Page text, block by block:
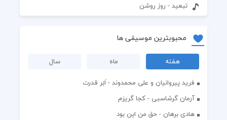
تبعید - روز روشن
محبوبترین موسیقی ها
هفته ماه
سال
فرید پیروانیان و علی محمدوند - اَبَر قدرت
آرمان گرشاسبی - کجا گریزم
هادی برهان - حق من این بود